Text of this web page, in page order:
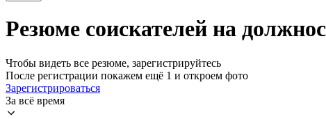
Резюме соискателей на
Чтобы видеть все резюме, зарегистрируйтесь
После регистрации покажем ещё 1 и откроем фото
Зарегистрироваться
За всё время